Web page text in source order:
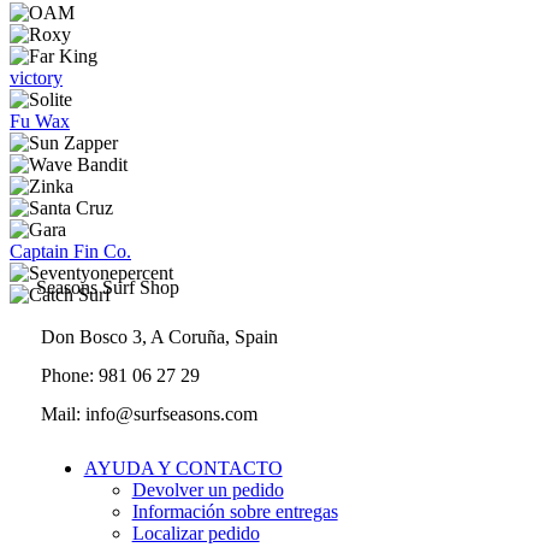
victory
Fu Wax
Captain Fin Co.
Seasons Surf Shop
Don Bosco 3, A Coruña, Spain
Phone: 981 06 27 29
Mail: info@surfseasons.com
AYUDA Y CONTACTO
Devolver un pedido
Información sobre entregas
Localizar pedido